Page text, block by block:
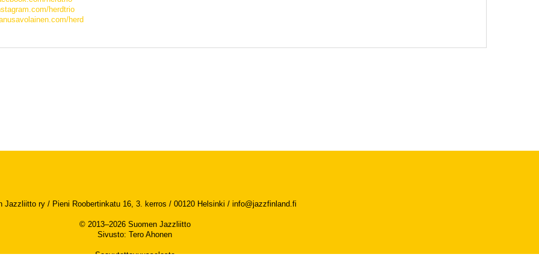
herdtrio
herd
Jazzliitto ry / Pieni Roobertinkatu 16, 3. kerros / 00120 Helsinki / info@jazzfinland.fi
© 2013–2026 Suomen Jazzliitto
Sivusto: Tero Ahonen
Saavutettavuusseloste